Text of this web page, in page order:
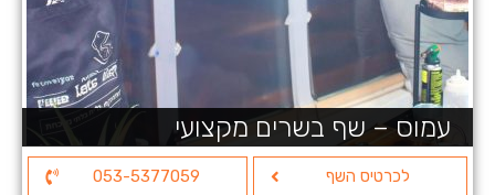
עמוס – שף בשרים מקצועי
לכרטיס השף 053-5377059